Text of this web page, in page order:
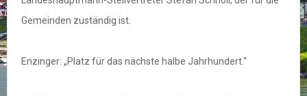
Gemeinden zuständig ist.
Enzinger: „Platz für das nächste halbe Jahrhundert.“